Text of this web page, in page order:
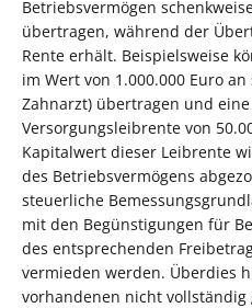
Betriebsvermögen
übertragen, während der
Rente erhält. Beispielsweise
im Wert von 1.000.000 Euro
Zahnarzt) übertragen und
Versorgungsleibrente von
Kapitalwert dieser Leibrente
des Betriebsvermögens
steuerliche
mit den Begünstigungen für
des entsprechenden
vermieden werden. Überdies
vorhandenen nicht